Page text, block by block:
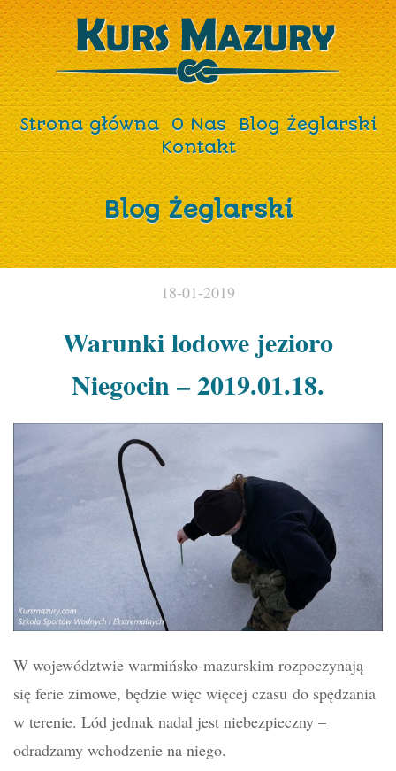
Strona główna O Nas
Blog Żeglarski
Kontakt
Blog Żeglarski
18-01-2019
Warunki lodowe jezioro
Niegocin – 2019.01.18.
W województwie warmińsko-mazurskim rozpoczynają
się ferie zimowe, będzie więc więcej czasu do spędzania
w terenie. Lód jednak nadal jest niebezpieczny –
odradzamy wchodzenie na niego.